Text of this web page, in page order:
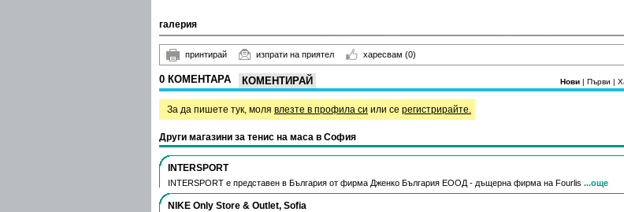
галерия
принтирай изпрати на приятел харесвам (0)
0 КОМЕНТАРА КОМЕНТИРАЙ Нови | Първи |
За да пишете тук, моля влезте в профила си или се регистрирайте.
Други магазини за тенис на маса в София
INTERSPORT
INTERSPORT е представен в България от фирма Дженко България ЕООД - дъщерна фирма на Fourlis ...още
NIKE Only Store & Outlet, Sofia